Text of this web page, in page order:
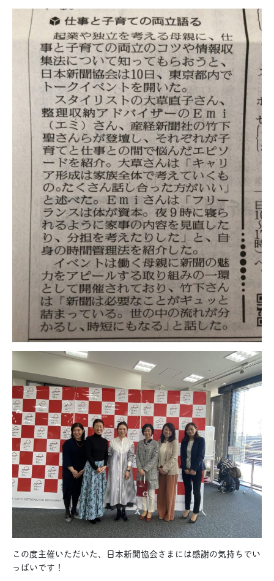
この度主催いただいた、日本新聞協会さまには感謝の気持ちでい
っぱいです！